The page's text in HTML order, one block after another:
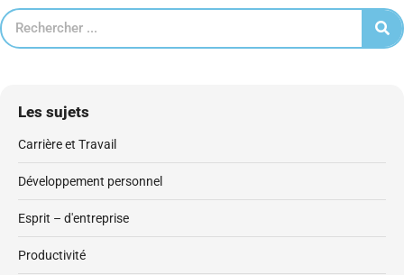
Les sujets
Carrière et Travail
Développement personnel
Esprit – d'entreprise
Productivité